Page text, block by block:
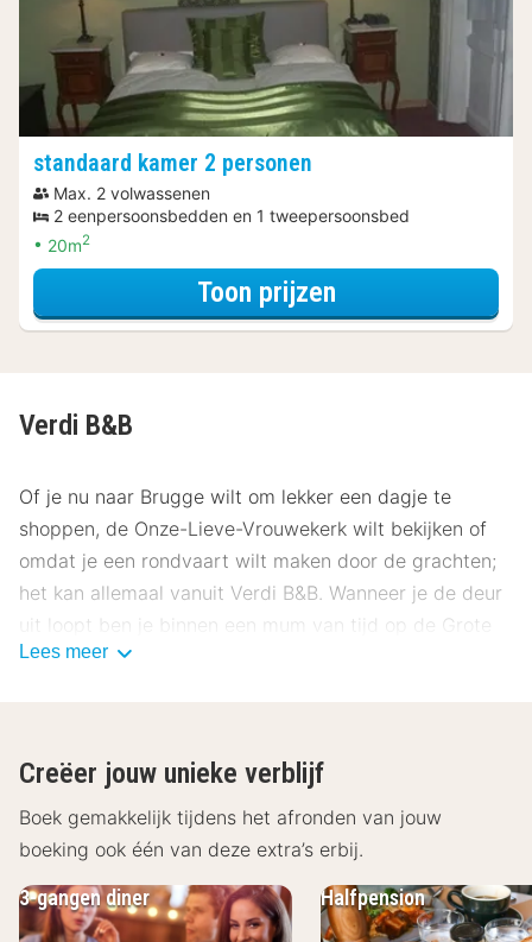
standaard kamer 2 personen
Max. 2 volwassenen
2 eenpersoonsbedden en 1 tweepersoonsbed
20m2
Toon prijzenvoor Diner
Verdi B&B
Of je nu naar Brugge wilt om lekker een dagje te
shoppen, de Onze-Lieve-Vrouwekerk wilt bekijken of
omdat je een rondvaart wilt maken door de grachten;
het kan allemaal vanuit Verdi B&B. Wanneer je de deur
uit loopt ben je binnen een mum van tijd op de Grote
Markt en vanaf hier is vrijwel alles goed te bereiken.
kamer die is ingericht met een televisie en een
badkamer met bad en/of douche en toilet. Na een
lange dag kun je heerlijk ontspannen in de
comfortabele kamers van Verdi B&B.
Restaurant en andere faciliteiten Verdi B&B
Lees meer
Creëer jouw unieke verblijf
Boek gemakkelijk tijdens het afronden van jouw
boeking ook één van deze extra’s erbij.
3-gangen diner Halfpension